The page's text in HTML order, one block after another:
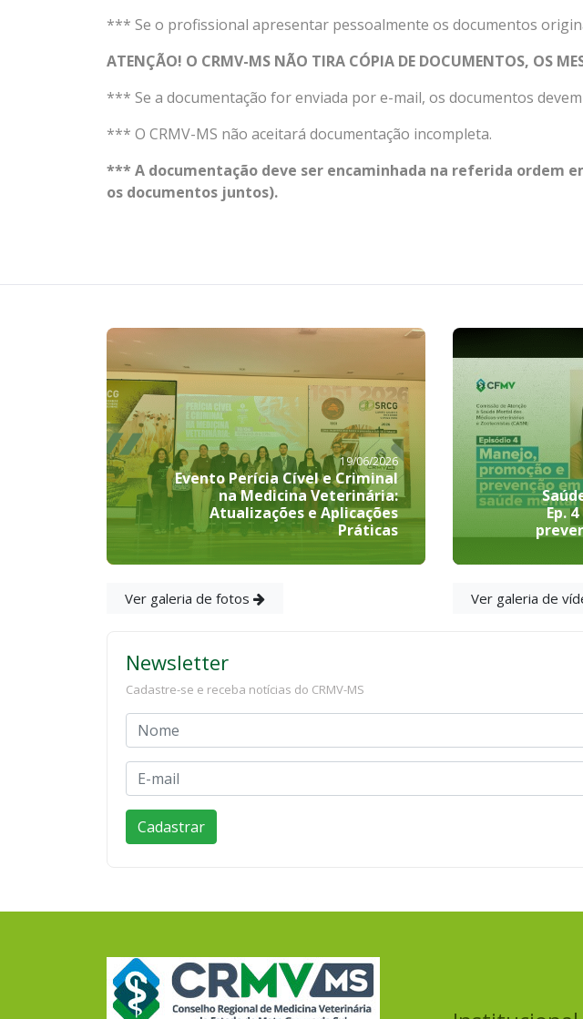
*** Se o profissional apresentar pessoalmente os documentos
ATENÇÃO! O CRMV-MS NÃO TIRA CÓPIA DE DOCUMENTOS, OS
*** Se a documentação for enviada por e-mail, os documentos
*** O CRMV-MS não aceitará documentação incompleta.
*** A documentação deve ser encaminhada na referida ordem
os documentos juntos).
19/06/2026
Evento Perícia Cível e Criminal
na Medicina Veterinária:
Atualizações e Aplicações
Práticas
Ver galeria de fotos
Ep.
Ver galeria de
Newsletter
Cadastre-se e receba notícias do CRMV-MS